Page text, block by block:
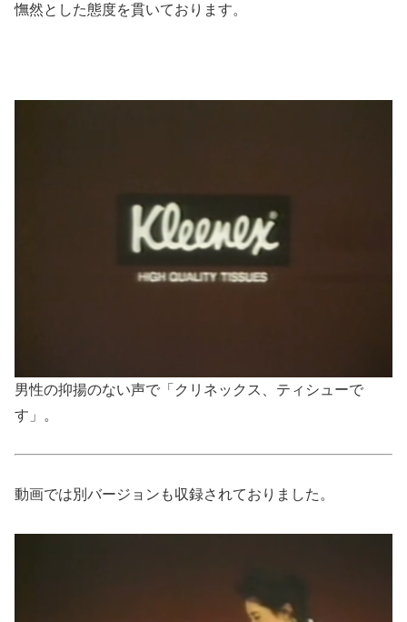
憮然とした態度を貫いております。
男性の抑揚のない声で「クリネックス、ティシューで
す」。
動画では別バージョンも収録されておりました。